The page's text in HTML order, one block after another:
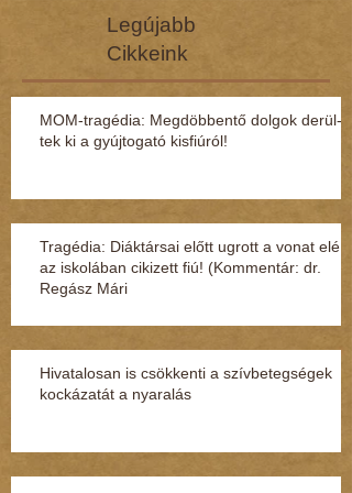
Legújabb
Cikkeink
MOM-tragédia: Megdöbbentő dol­gok de­rül­
tek ki a gyúj­to­gató kisfi­ú­ról!
Tragédia: Diáktársai előtt ugrott a vonat elé
az iskolában cikizett fiú! (Kommentár: dr.
Regász Mári
Hivatalosan is csökkenti a szívbetegségek
kockázatát a nyaralás